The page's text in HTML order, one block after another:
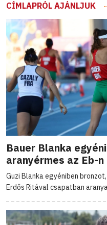
CÍMLAPRÓL AJÁNLJUK
Bauer Blanka
aranyérmes az Eb-n
Guzi Blanka egyéniben
Erdős Ritával csapatban